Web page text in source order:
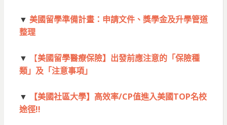
▼ 美國留學準備計畫：申請文件、獎學金及升學管道
整理
▼ 【美國留學醫療保險】出發前應注意的「保險種
類」及「注意事項」
▼
【美國社區大學】高效率/CP值進入美國TOP名校
途徑!!